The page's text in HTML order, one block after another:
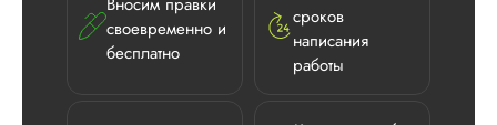
своевременно и
бесплатно
сроков
написания
работы